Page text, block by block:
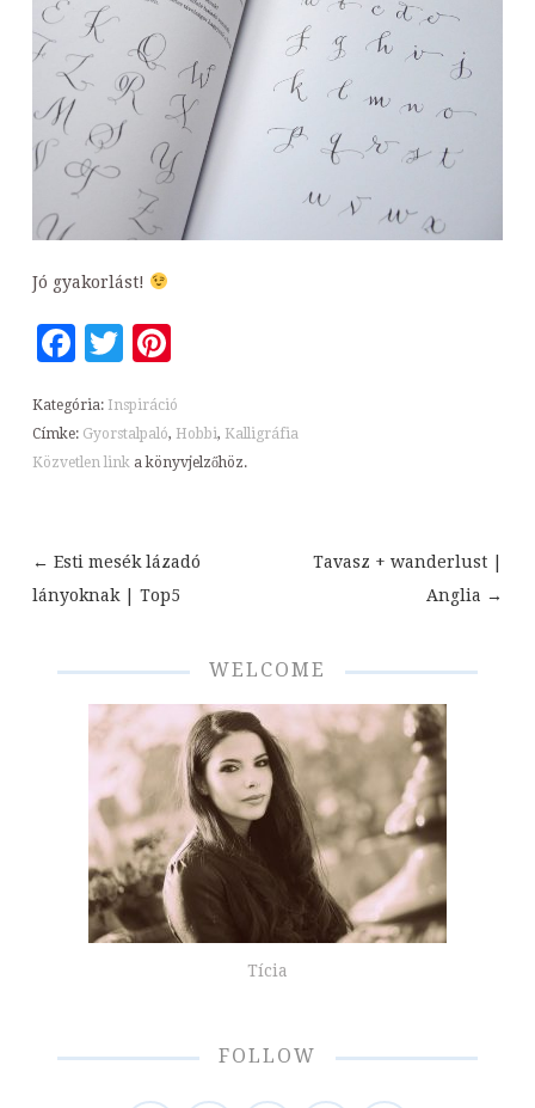
Jó gyakorlást!
Facebook
Twitter
Kategória: Inspiráció
Címke: Gyorstalpaló, Hobbi, Kalligráfia
Közvetlen link a könyvjelzőhöz.
Bejegyzések
← Esti mesék lázadó
lányoknak | Top5
Tavasz + wanderlust |
Anglia →
WELCOME
Tícia
FOLLOW